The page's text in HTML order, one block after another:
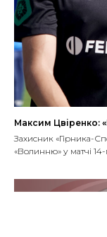
Максим Цвіренко:
Захисник «Гірника-
«Волинню» у матчі 14-